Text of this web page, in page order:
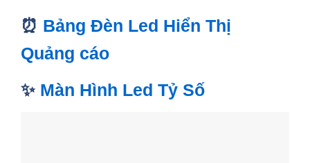
⏰ Bảng Đèn Led Hiển Thị
Quảng cáo
✨ Màn Hình Led Tỷ Số